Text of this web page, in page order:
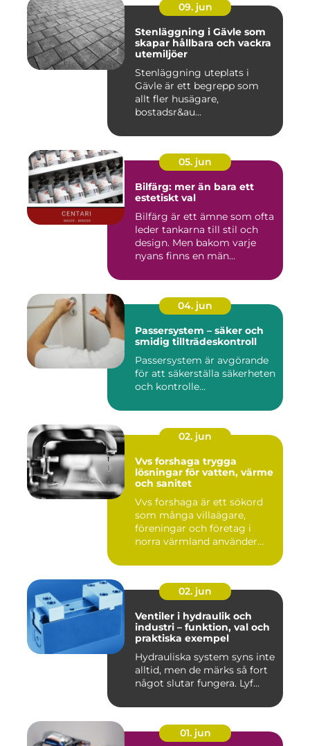
09. jun
Stenläggning i Gävle som
skapar hållbara och vackra
utemiljöer
Stenläggning uteplats i
Gävle är ett begrepp som
allt fler husägare,
bostadsr&au...
05. jun
Bilfärg: mer än bara ett
estetiskt val
Bilfärg är ett ämne som ofta
leder tankarna till stil och
design. Men bakom varje
nyans finns en män...
04. jun
Passersystem – säker och
smidig tillträdeskontroll
Passersystem är avgörande
för att säkerställa säkerheten
och kontrolle...
02. jun
Vvs forshaga trygga
lösningar för vatten, värme
och sanitet
Vvs forshaga är ett sökord
som många villaägare,
föreningar och företag i
norra värmland använder
02. jun
Ventiler i hydraulik och
industri – funktion, val och
praktiska exempel
Hydrauliska system syns inte
alltid, men de märks så fort
något slutar fungera. Lyf...
01. jun